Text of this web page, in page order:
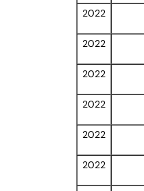
2022
2022
2022
2022
2022
2022